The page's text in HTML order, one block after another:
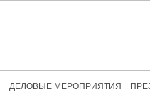
ДЕЛОВЫЕ МЕРОПРИЯТИЯ